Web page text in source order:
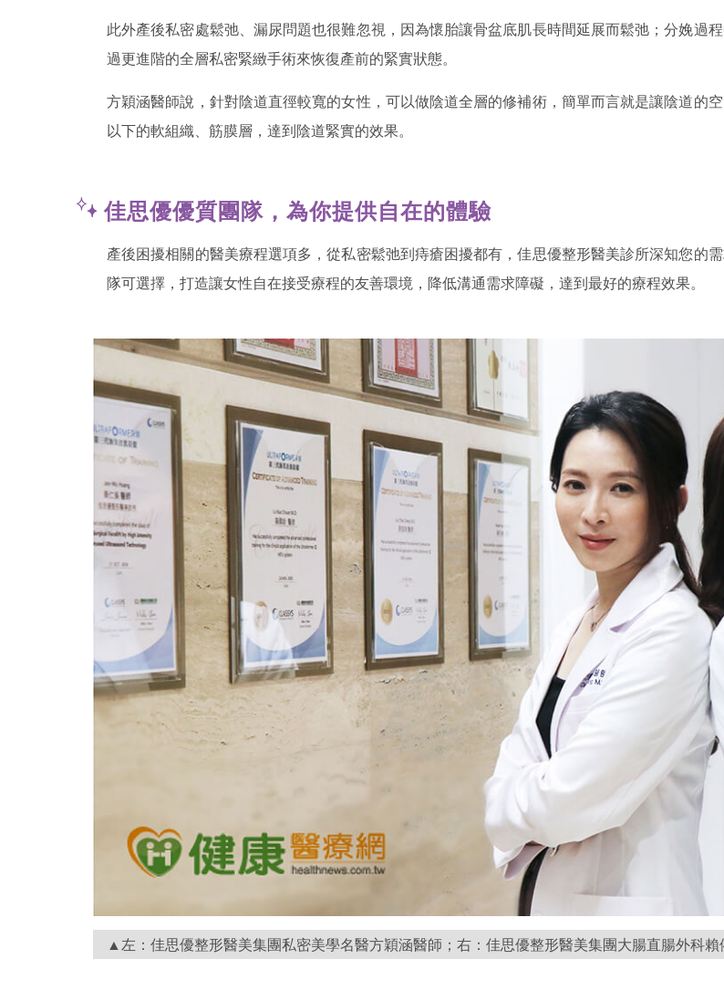
此外產後私密處鬆弛、漏尿問題也很難忽視，因為懷胎讓骨盆底肌長時間延展而鬆弛；分娩過
過更進階的全層私密緊緻手術來恢復產前的緊實狀態。
方穎涵醫師說，針對陰道直徑較寬的女性，可以做陰道全層的修補術，簡單而言就是讓陰道的
以下的軟組織、筋膜層，達到陰道緊實的效果。
佳思優優質團隊，為你提供自在的體驗
產後困擾相關的醫美療程選項多，從私密鬆弛到痔瘡困擾都有，佳思優整形醫美診所深知您的
隊可選擇，打造讓女性自在接受療程的友善環境，降低溝通需求障礙，達到最好的療程效果。
▲左：佳思優整形醫美集團私密美學名醫方穎涵醫師；右：佳思優整形醫美集團大腸直腸外科賴